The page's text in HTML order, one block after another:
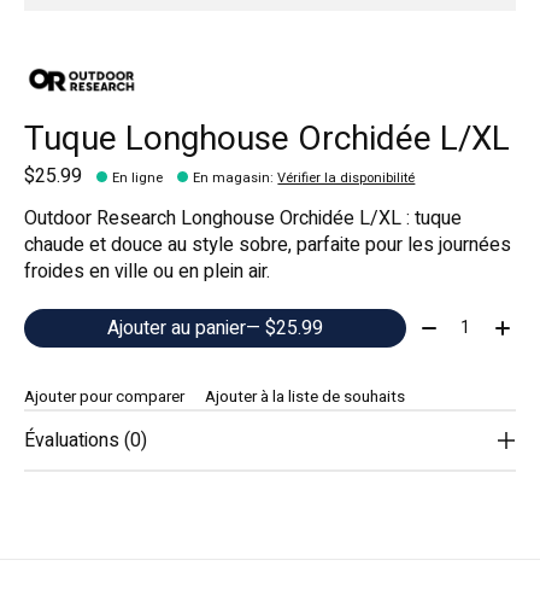
Tuque Longhouse Orchidée L/XL
$25.99 En ligne En magasin:Vérifier la disponibilité
Outdoor Research Longhouse Orchidée L/XL : tuque
chaude et douce au style sobre, parfaite pour les journées
froides en ville ou en plein air.
Ajouter au panier
— $25.99 Quantité:
Ajouter pour comparer Ajouter à la liste de souhaits
Évaluations (0)